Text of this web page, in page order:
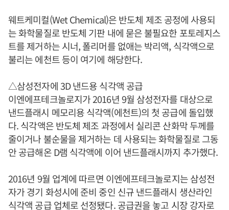
웨트케미컬(Wet Chemical)은 반도체 제조 공정에 사용되
는 화학물질로 반도체 기판 내에 묻은 불필요한 포토레지스
트를 제거하는 시너, 폴리머를 없애는 박리액, 식각액으로
불리는 에천트 등이 여기에 해당한다.
△삼성전자에 3D 낸드용 식각액 공급
이엔에프테크놀로지가 2016년 9월 삼성전자를 대상으로
낸드플래시 메모리용 식각액(에천트)의 첫 공급에 돌입했
다. 식각액은 반도체 제조 과정에서 실리콘 산화막 두께를
줄이거나 불순물을 제거하는 데 사용되는 화학물질로 그동
안 공급해온 D램 식각액에 이어 낸드플래시까지 추가했다.
2016년 9월 업계에 따르면 이엔에프테크놀로지는 삼성전
자가 경기 화성시에 준비 중인 신규 낸드플래시 생산라인
식각액 공급 업체로 선정됐다. 공급권을 놓고 시장 강자로